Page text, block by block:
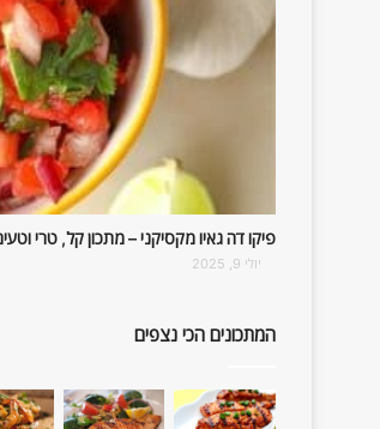
פיקו דה גאיו מקסיקני – מתכון קל, טרי
יולי 9, 2025
המתכונים הכי נצפים